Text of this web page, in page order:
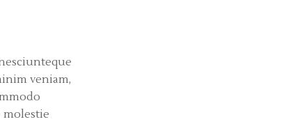
veniam,